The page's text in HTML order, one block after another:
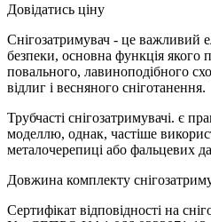
Довідатись ціну
Снігозатримувач - це важливий
безпеки, основна функція якого
повального, лавиноподібного
відлиг і весняного сніготанення.
Трубчасті снігозатримувачі. є
моделлю, однак, частіше
металочерепиці або фальцевих
Довжина комплекту
Сертифікат відповідності на